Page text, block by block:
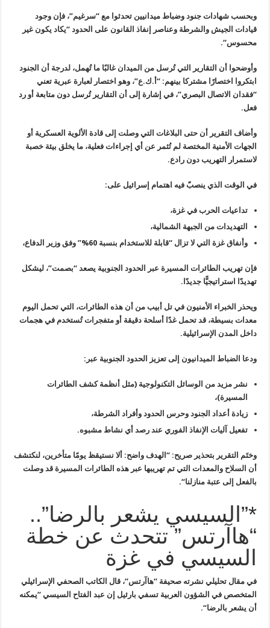
وبحسب شهادات جنود وضباط ميدانيين تحدثوا مع “سرغيم”، فإن وجود
قيادات الجيش والشرطة وعناصر إنفاذ القانون على الحدود “يكاد يكون غير
محسوس“.
وأوضحوا أن التقارير التي تُرسل من الميدان غالبًا ما تُهمل، لدرجة أن الجنود
ابتكروا اختصارًا مشتركا بينهم: “أ.ك.ع”، وهو اختصار لعبارة عبرية تعني
“فقدان الاتصال البصري”، في إشارة إلى أن التقارير تُرسل دون متابعة أو رد
فعل.
وأضاف التقرير أن حتى البلاغات التي وصلت إلى قادة الألوية العسكرية أو
الجهات الأمنية المختصة لم تُثمر عن أي إجراءات فعلية، ما يخلق بيئة خصبة
لاستمرار التهريب دون رادع.
في الوقت الذي ينصبّ فيه اهتمام إسرائيل على:
تداعيات الحرب في غزة،
التهديدات من الجبهة الشمالية،
وأنفاق غزة التي لا تزال “قابلة للاستخدام بنسبة 60%” وفق وزير الدفاع،
فإن تهريب الطائرات المسيرة عبر الحدود الجنوبية يصعد “بصمت”، ليشكل
تهديدًا استراتيجيًّا جديدًا .
ويحذر الخبراء الأمنيون في تل أبيب من أن هذه الطائرات، التي تحمل اليوم
معدات بسيطة، قد تحمل غدًا أسلحة دقيقة أو متفجرات تُستخدم في هجمات
داخل المدن الإسرائيلية.
ودعا الضباط الميدانيون إلى تعزيز الحدود الجنوبية عبر :
نشر مزيد من الوسائل التكنولوجية (مثل أنظمة كشف الطائرات
المسيرة)،
زيادة أعداد الجنود وحرس الحدود وأفراد الشرطة،
تفعيل آليات الإنفاذ الفوري عند رصد أي نشاط مشبوه.
وختَم التقرير بتحذير صريح: “الهدف واضح: ألا نستيقظ يومًا متأخرين، لنكتشف
أن السلاح والمعدات التي تم تهريبها عبر هذه الطائرات المسيرة قد وصلت
بالفعل إلى عتبة منازلنا“.
*”السيسي يشعر بالرضا”..
“هاآرتس” تتحدث عن خطة
السيسي في غزة
في مقال تحليلي نشرته صحيفة “هاآرتس“، قال الكاتب الصحفي الإسرائيلي
المتخصص في الشؤون العربية تسفي بارئيل إن عبد الفتاح السيسي “يمكنه
أن يشعر بالرضا“.